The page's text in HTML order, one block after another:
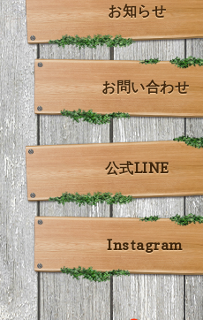
お知らせ
お問い合わせ
公式LINE
Instagram